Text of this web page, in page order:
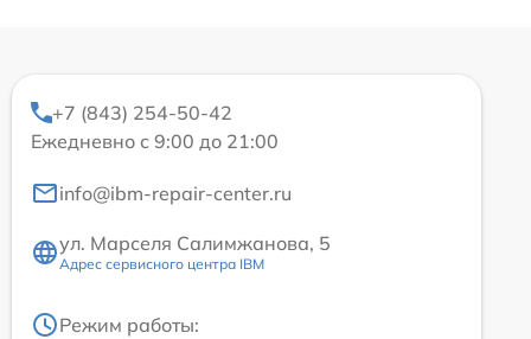
+7 (843) 254-50-42
Ежедневно с 9:00 до 21:00
info@ibm-repair-center.ru
ул. Марселя Салимжанова, 5
Адрес сервисного центра IBM
Режим работы: